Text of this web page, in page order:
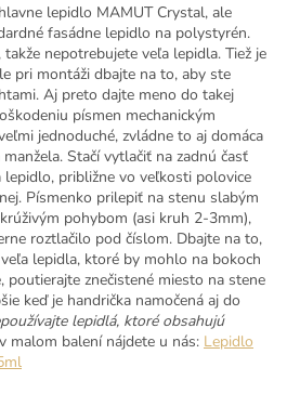
lepidlo MAMUT Crystal, ale
fasádne lepidlo na polystyrén.
nepotrebujete veľa lepidla. Tiež je
pri montáži dbajte na to, aby ste
Aj preto dajte meno do takej
písmen mechanickým
jednoduché, zvládne to aj domáca
Stačí vytlačiť na zadnú časť
približne vo veľkosti polovice
Písmenko prilepiť na stenu slabým
pohybom (asi kruh 2-3mm),
roztlačilo pod číslom. Dbajte na to,
lepidla, ktoré by mohlo na bokoch
poutierajte znečistené miesto na stene
keď je handrička namočená aj do
lepidlá, ktoré obsahujú
malom balení nájdete u nás: Lepidlo